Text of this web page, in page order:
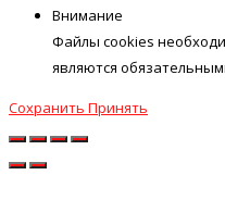
Внимание
Файлы cookies
являются
Сохранить Принять